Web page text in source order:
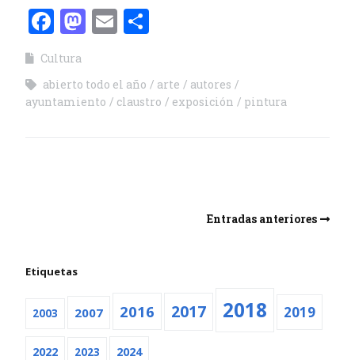
Facebook
Mastodon
Email
Cultura
abierto todo el año
arte
autores
ayuntamiento
claustro exposición pintura
Entradas anteriores
Etiquetas
2003 2007 2016 2017 2018 2019
2022 2023 2024